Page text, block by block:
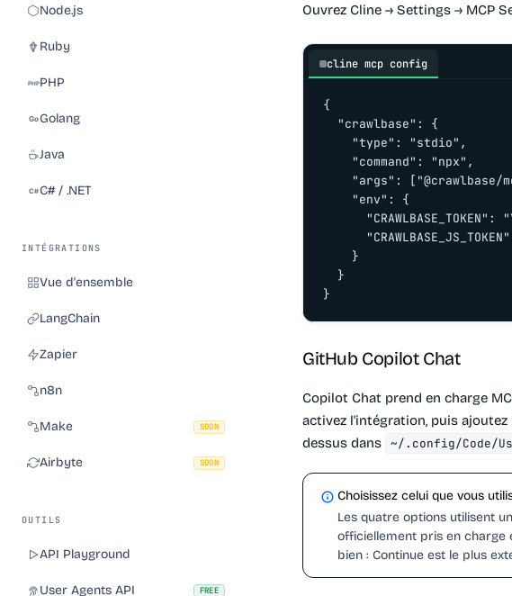
Node.js
Ruby
PHP
Golang
Java
C# / .NET
INTÉGRATIONS
Vue d'ensemble
LangChain
Zapier
n8n
Make SOON
Airbyte SOON
OUTILS
API Playground
User Agents API FREE
Ouvrez Cline → Settings → MCP
cline mcp config
{
  "crawlbase": {
    "type": "stdio",
    "command": "npx",
"args": ["@crawlbase/
    "env": {
"CRAWLBASE_TOKEN":
    }
  }
}
GitHub Copilot Chat
Copilot Chat prend en charge
activez l'intégration, puis
dessus dans ~/.config/Code/
Choisissez celui que vous
Les quatre options utilisent
officiellement pris en charge
bien : Continue est le plus